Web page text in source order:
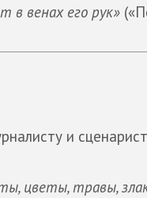
в венах его рук»
и
цветы, травы,